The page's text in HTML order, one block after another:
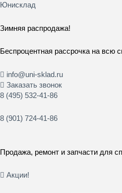
Перейти
содержимому
Юнисклад
Зимняя распродажа!
Беспроцентная рассрочка на всю
info@uni-sklad.ru
Заказать звонок
8 (495) 532-41-86
8 (901) 724-41-86
Продажа, ремонт и запчасти для
Акции!